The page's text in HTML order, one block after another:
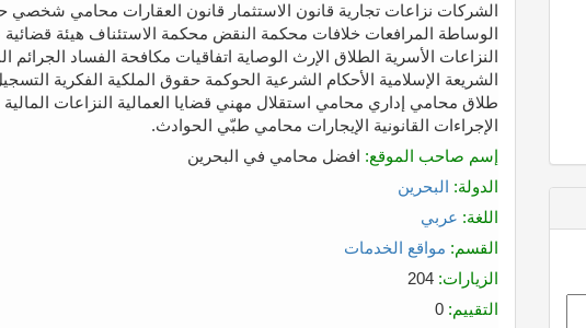
الشركات نزاعات تجارية قانون الاستثمار قانون العقارات محامي
الوساطة المرافعات خلافات محكمة النقض محكمة الاستئناف هيئة قضائية
النزاعات الأسرية الطلاق الإرث الوصاية اتفاقيات مكافحة الفساد الجرائم
الشريعة الإسلامية الأحكام الشرعية الحوكمة حقوق الملكية الفكرية
طلاق محامي إداري محامي استقلال مهني قضايا العمالية النزاعات
الإجراءات القانونية الإيجارات محامي طبّي الحوادث.
إسم صاحب الموقع: افضل محامي في البحرين
الدولة: البحرين
اللغة: عربي
القسم: مواقع الخدمات
الزيارات:
التقييم: